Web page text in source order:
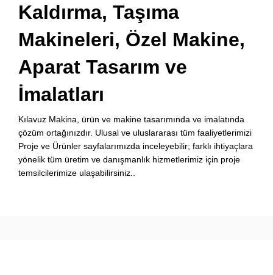
Kaldırma, Taşıma
Makineleri, Özel Makine,
Aparat Tasarım ve
İmalatları
Kılavuz Makina, ürün ve makine tasarımında ve imalatında
çözüm ortağınızdır. Ulusal ve uluslararası tüm faaliyetlerimizi
Proje ve Ürünler sayfalarımızda inceleyebilir; farklı ihtiyaçlara
yönelik tüm üretim ve danışmanlık hizmetlerimiz için proje
temsilcilerimize ulaşabilirsiniz..